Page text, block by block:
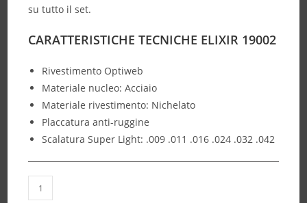
su tutto il set.
CARATTERISTICHE TECNICHE ELIXIR 19002
Rivestimento Optiweb
Materiale nucleo: Acciaio
Materiale rivestimento: Nichelato
Placcatura anti-ruggine
Scalatura Super Light: .009 .011 .016 .024 .032 .042